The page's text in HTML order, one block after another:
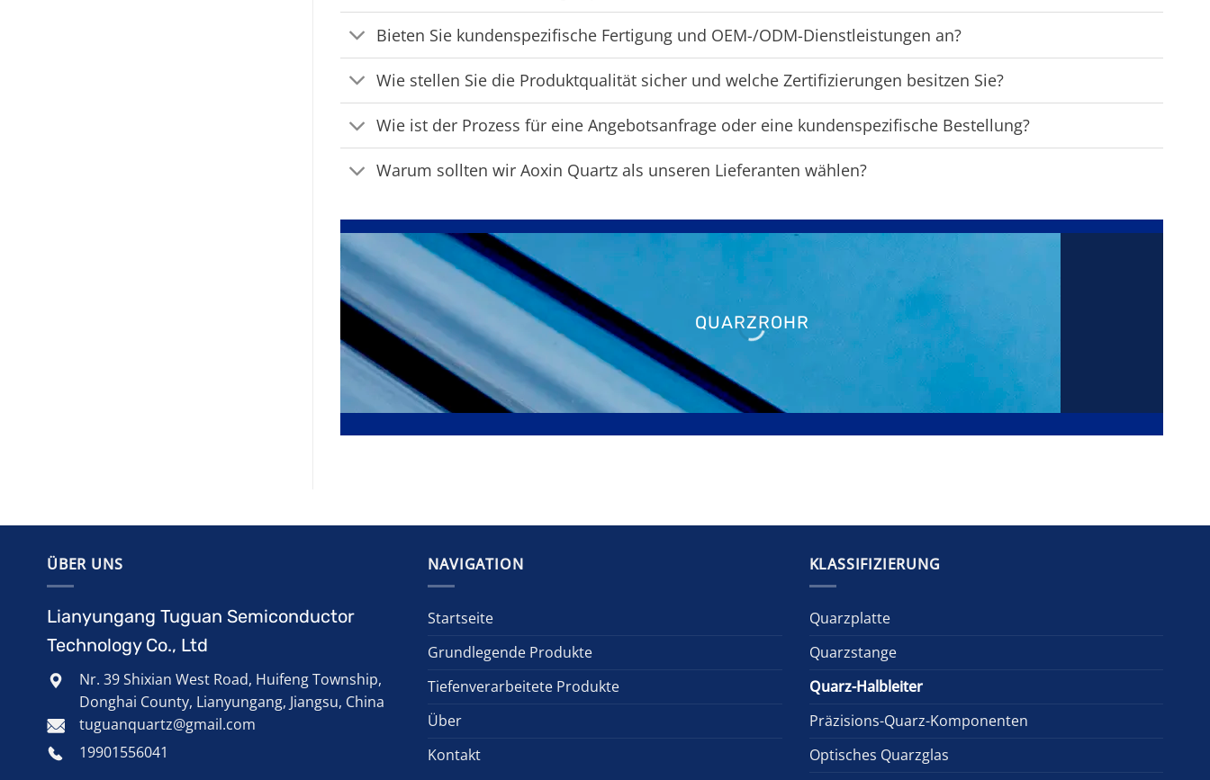
Bieten Sie kundenspezifische Fertigung und OEM-/ODM-Dienstleistungen an?
Wie stellen Sie die Produktqualität sicher und welche Zertifizierungen besitzen Sie?
Wie ist der Prozess für eine Angebotsanfrage oder eine kundenspezifische Bestellung?
Warum sollten wir Aoxin Quartz als unseren Lieferanten wählen?
QUARZROHR
ÜBER UNS
Lianyungang Tuguan Semiconductor
Technology Co., Ltd
Nr. 39 Shixian West Road, Huifeng Township,
Donghai County, Lianyungang, Jiangsu, China
tuguanquartz@gmail.com
19901556041
NAVIGATION
Startseite
Grundlegende Produkte
Tiefenverarbeitete Produkte
Über
Kontakt
KLASSIFIZIERUNG
Quarzplatte
Quarzstange
Quarz-Halbleiter
Präzisions-Quarz-Komponenten
Optisches Quarzglas